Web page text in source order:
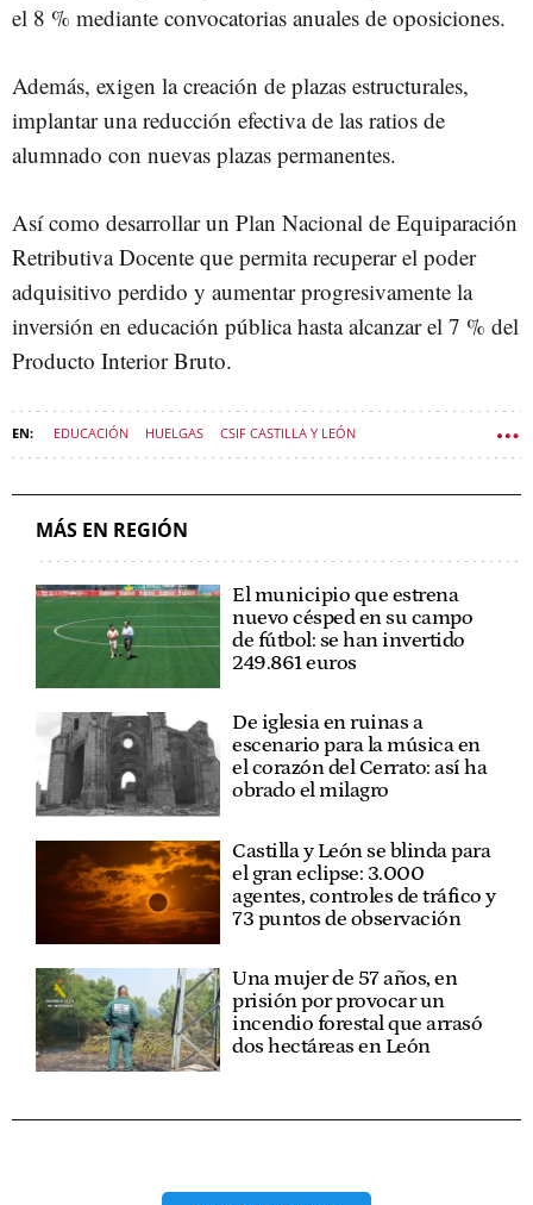
el 8 % mediante convocatorias anuales de oposiciones.
Además, exigen la creación de plazas estructurales,
implantar una reducción efectiva de las ratios de
alumnado con nuevas plazas permanentes.
Así como desarrollar un Plan Nacional de Equiparación
Retributiva Docente que permita recuperar el poder
adquisitivo perdido y aumentar progresivamente la
inversión en educación pública hasta alcanzar el 7 % del
Producto Interior Bruto.
EDUCACIÓN HUELGAS CSIF CASTILLA Y LEÓN
MÁS EN REGIÓN
El municipio que estrena
nuevo césped en su campo
de fútbol: se han invertido
249.861 euros
De iglesia en ruinas a
escenario para la música en
el corazón del Cerrato: así ha
obrado el milagro
Castilla y León se blinda para
el gran eclipse: 3.000
agentes, controles de tráfico y
73 puntos de observación
Una mujer de 57 años, en
prisión por provocar un
incendio forestal que arrasó
dos hectáreas en León